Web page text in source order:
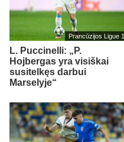
Prancūzijos Ligue 1
L. Puccinelli: „P.
Hojbergas yra visiškai
susitelkęs darbui
Marselyje“